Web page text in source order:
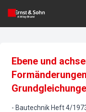
Ebene und
- Bautechnik Heft4/